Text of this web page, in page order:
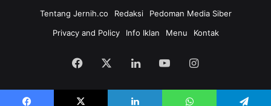
Tentang Jernih.co
Redaksi
Pedoman Media Siber
Privacy and Policy
Info Iklan Menu Kontak
Facebook LinkedInYouTubeInstagram